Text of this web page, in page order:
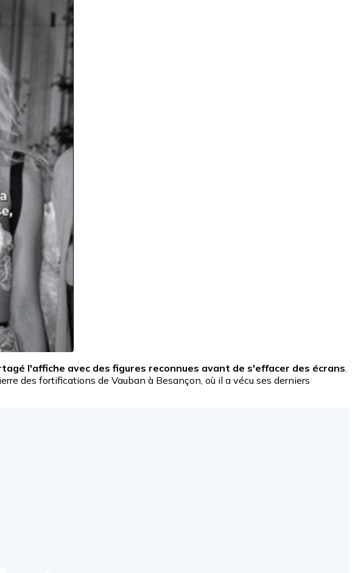
l'affiche avec des figures reconnues avant de s'effacer des écrans
des fortifications de Vauban à Besançon, où il a vécu ses derniers